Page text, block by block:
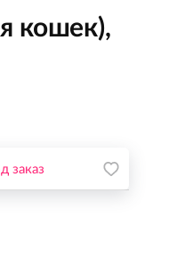
кошек),
заказ